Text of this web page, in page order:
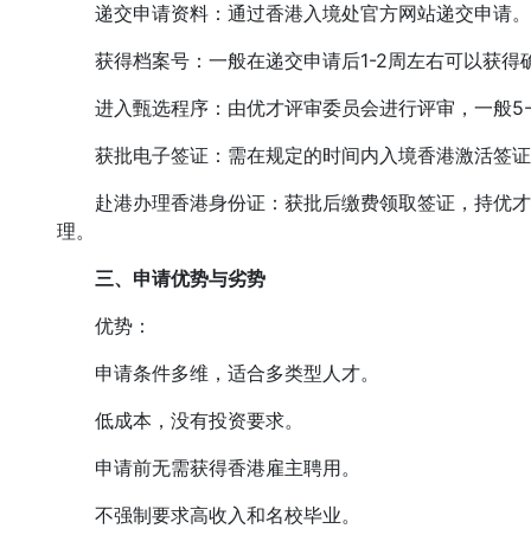
递交申请资料：通过香港入境处官方网站递交申请。
获得档案号：一般在递交申请后1-2周左右可以获得
进入甄选程序：由优才评审委员会进行评审，一般
获批电子签证：需在规定的时间内入境香港激活签
赴港办理香港身份证：获批后缴费领取签证，持优
理。
三、申请优势与劣势
优势：
申请条件多维，适合多类型人才。
低成本，没有投资要求。
申请前无需获得香港雇主聘用。
不强制要求高收入和名校毕业。